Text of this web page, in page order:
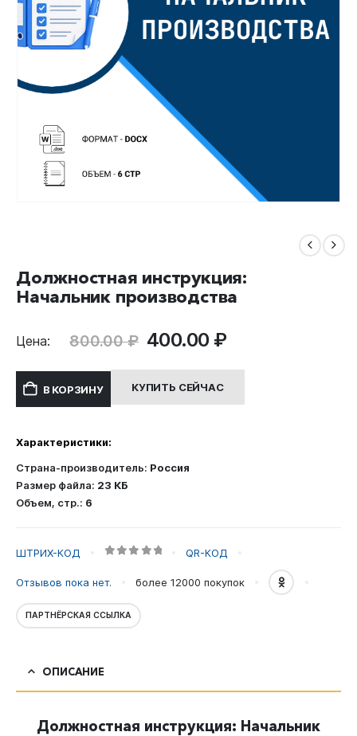
Должностная инструкция:
Начальник производства
Цена: 800.00₽ Первоначальная
составляла
800.00 ₽.
400.00 ₽Текущая
400.00 ₽.
В КОРЗИНУ КУПИТЬ СЕЙЧАС
Характеристики:
Страна-производитель: Россия
Размер файла: 23 КБ
Объем, стр.: 6
ШТРИХ-КОД QR-КОД
Отзывов пока нет. более 12000 покупок
ПАРТНЁРСКАЯ ССЫЛКА
ОПИСАНИЕ
Должностная инструкция: Начальник